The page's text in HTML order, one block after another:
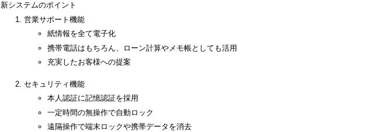
新システムのポイント
営業サポート機能
紙情報を全て電子化
携帯電話はもちろん、ローン計算やメモ帳としても活用
充実したお客様への提案
セキュリティ機能
本人認証に記憶認証を採用
一定時間の無操作で自動ロック
遠隔操作で端末ロックや携帯データを消去